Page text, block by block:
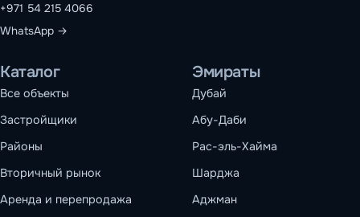
+971 54 215 4066
WhatsApp →
Каталог
Все объекты
Застройщики
Районы
Вторичный рынок
Аренда и перепродажа
Эмираты
Дубай
Абу-Даби
Рас-эль-Хайма
Шарджа
Аджман